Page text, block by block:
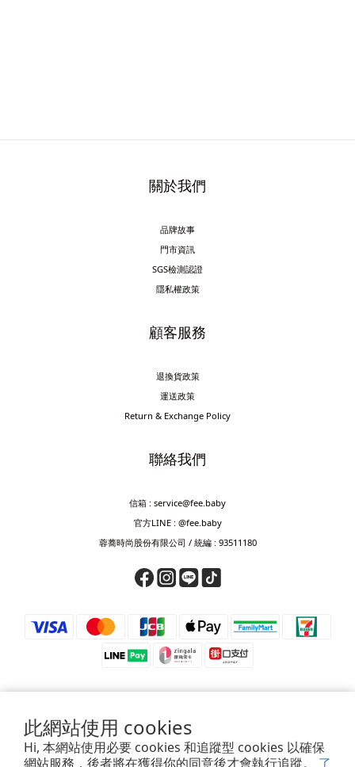
此網站使用 cookies
Hi, 本網站使用必要 cookies 和追蹤型 cookies 以確保
網站服務，後者將在獲得你的同意後才會執行追蹤。 了
關於我們
品牌故事
門市資訊
SGS檢測認證
隱私權政策
顧客服務
退換貨政策
運送政策
Return & Exchange Policy
聯絡我們
信箱 : service@fee.baby
官方LINE : @fee.baby
蓉蕎時尚股份有限公司 / 統編 : 93511180
⚠️ 防詐騙提醒 ⚠️
若接獲來電要求匯款、轉帳、儲值或提供驗證碼，皆為詐騙，請立即掛斷。